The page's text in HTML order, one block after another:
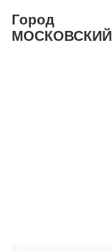
Город
МОСКОВСКИЙ